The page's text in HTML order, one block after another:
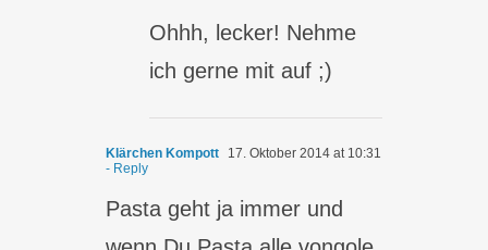
Ohhh, lecker! Nehme
ich gerne mit auf ;)
Klärchen Kompott
17. Oktober 2014 at 10:31
- Reply
Pasta geht ja immer und